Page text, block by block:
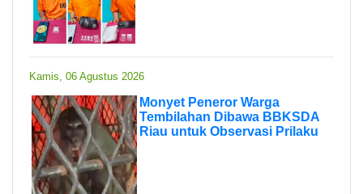
Kamis, 06 Agustus 2026
Monyet Peneror Warga
Tembilahan Dibawa BBKSDA
Riau untuk Observasi Prilaku